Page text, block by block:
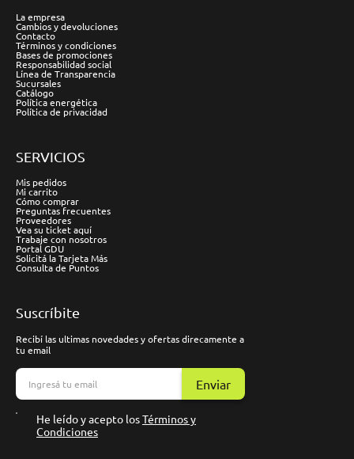
La empresa
Cambios y devoluciones
Contacto
Términos y condiciones
Bases de promociones
Responsabilidad social
Línea de Transparencia
Sucursales
Catálogo
Política energética
Política de privacidad
SERVICIOS
Mis pedidos
Mi carrito
Cómo comprar
Preguntas frecuentes
Proveedores
Vea su ticket aquí
Trabaje con nosotros
Portal GDU
Solicitá la Tarjeta Más
Consulta de Puntos
Suscríbite
Recibí las ultimas novedades y ofertas direcamente a
tu email
Enviar
He leído y acepto losTérminos y
Condiciones